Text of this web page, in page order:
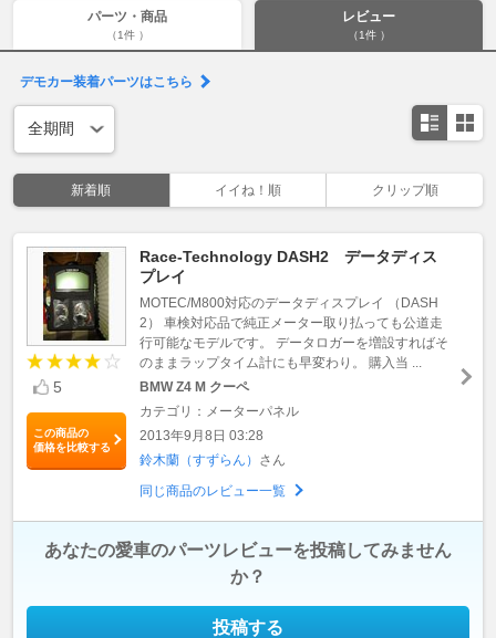
パーツ・商品
（1件 ）
レビュー
（1件 ）
デモカー装着パーツはこちら
新着順 イイね！順 クリップ順
5
この商品の
価格を比較する
Race-Technology DASH2 データディス
プレイ
MOTEC/M800対応のデータディスプレイ （DASH
2） 車検対応品で純正メーター取り払っても公道走
行可能なモデルです。 データロガーを増設すればそ
のままラップタイム計にも早変わり。 購入当 ...
BMW Z4 M クーペ
カテゴリ：メーターパネル
2013年9月8日 03:28
鈴木蘭（すずらん） さん
同じ商品のレビュー一覧
あなたの愛車のパーツレビューを投稿してみません
か？
投稿する